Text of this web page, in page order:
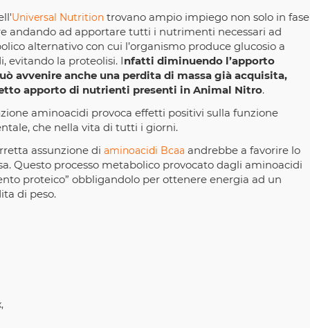
Universal Nutrition trovano ampio impiego non solo in fase
andando ad apportare tutti i nutrimenti necessari ad
alternativo con cui l’organismo produce glucosio a
evitando la proteolisi. Infatti diminuendo l’apporto
avvenire anche una perdita di massa già acquisita,
apporto di nutrienti presenti in Animal Nitro.
aminoacidi provoca effetti positivi sulla funzione
che nella vita di tutti i giorni.
assunzione di aminoacidi Bcaa andrebbe a favorire lo
Questo processo metabolico provocato dagli aminoacidi
proteico” obbligandolo per ottenere energia ad un
di peso.